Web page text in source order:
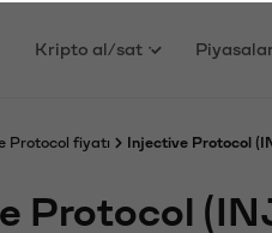
Kripto al/sat
Protocol fiyatı Injective Protocol
Protocol